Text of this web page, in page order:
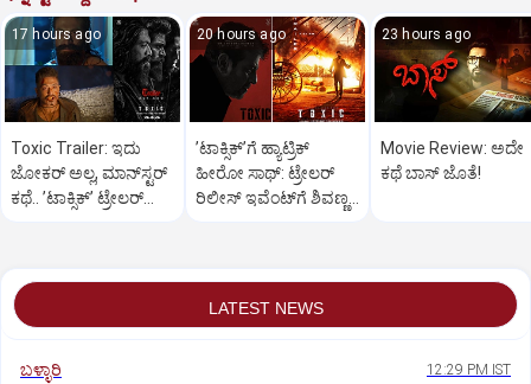
17 hours ago
Toxic Trailer: ಇದು
ಜೋಕರ್‌ ಅಲ್ಲ, ಮಾನ್‌ಸ್ಟರ್‌
ಕಥೆ.. ʼಟಾಕ್ಸಿಕ್‌ʼ ಟ್ರೇಲರ್‌
20 hours ago
ʼಟಾಕ್ಸಿಕ್‌ʼಗೆ ಹ್ಯಾಟ್ರಿಕ್‌
ಹೀರೋ ಸಾಥ್:‌ ಟ್ರೇಲರ್‌
ರಿಲೀಸ್‌ ಇವೆಂಟ್‌ಗೆ ಶಿವಣ್ಣ
23 hours ago
Movie Review: ಅದೇ
ಕಥೆ ಬಾಸ್‌ ಜೊತೆ!
LATEST NEWS
ಬಳ್ಳಾರಿ 12:29 PM IST